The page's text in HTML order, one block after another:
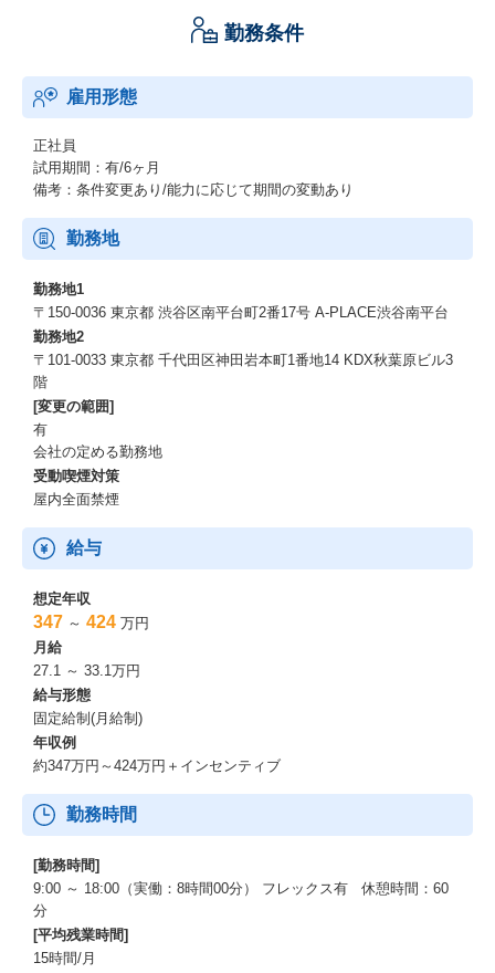
様々な方とコミュニケーションをとりながら仕事を進めていくの
対人印象面や円滑な会話のキャッチボールができそうか
・正確性
チェック業務において、
漏れなく行えそうか
勤務条件
雇用形態
正社員
試用期間：有/6ヶ月
備考：条件変更あり/能力に応じて期間の変動あり
勤務地
勤務地1
〒150-0036 東京都 渋谷区南平台町2番17号 A-PLACE渋谷南平台
勤務地2
〒101-0033 東京都 千代田区神田岩本町1番地14 KDX秋葉原ビル3
階
[変更の範囲]
有
会社の定める勤務地
受動喫煙対策
屋内全面禁煙
給与
想定年収
347 ～ 424 万円
月給
27.1 ～ 33.1万円
給与形態
固定給制(月給制)
年収例
約347万円～424万円＋インセンティブ
勤務時間
[勤務時間]
9:00 ～ 18:00（実働：8時間00分） フレックス有 休憩時間：60
分
[平均残業時間]
15時間/月